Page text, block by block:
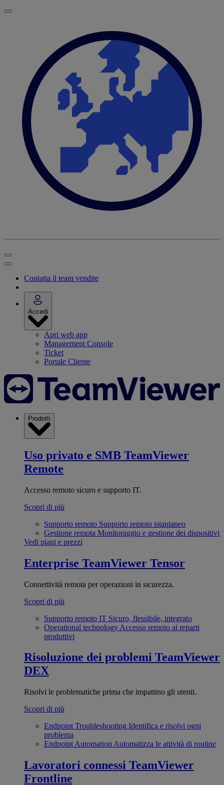
Contatta il team vendite
Accedi
Apri web app
Management Console
Ticket
Portale Cliente
Prodotti
Uso privato e SMB TeamViewer
Remote
Accesso remoto sicuro e supporto IT.
Scopri di più
Supporto remoto Supporto remoto istantaneo
Gestione remota Monitoraggio e gestione dei dispositivi
Vedi piani e prezzi
Enterprise TeamViewer Tensor
Connettività remota per operazioni in sicurezza.
Scopri di più
Supporto remoto IT Sicuro, flessibile, integrato
Operational technology Accesso remoto ai reparti
produttivi
Risoluzione dei problemi TeamViewer
DEX
Risolvi le problematiche prima che impattino gli utenti.
Scopri di più
Endpoint Troubleshooting Identifica e risolvi ogni
problema
Endpoint Automation Automatizza le attività di routine
Lavoratori connessi TeamViewer
Frontline